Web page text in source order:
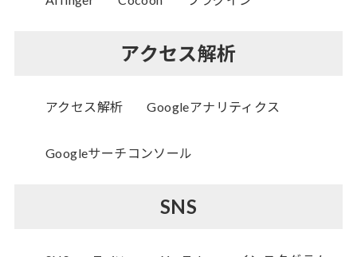
アクセス解析
アクセス解析 Googleアナリティクス
Googleサーチコンソール
SNS